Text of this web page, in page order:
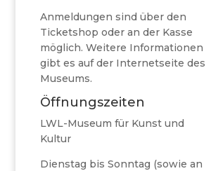
Anmeldungen sind über den
Ticketshop oder an der Kasse
möglich. Weitere Informationen
gibt es auf der Internetseite des
Museums.
Öffnungszeiten
LWL-Museum für Kunst und
Kultur
Dienstag bis Sonntag (sowie an